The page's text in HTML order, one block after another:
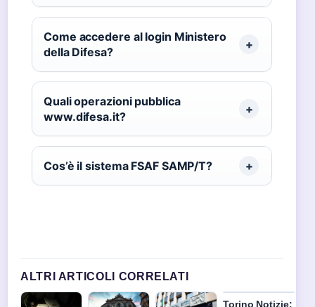
Come accedere al login Ministero
della Difesa?
Quali operazioni pubblica
www.difesa.it?
Cos’è il sistema FSAF SAMP/T?
ALTRI ARTICOLI CORRELATI
Torino Notizie: